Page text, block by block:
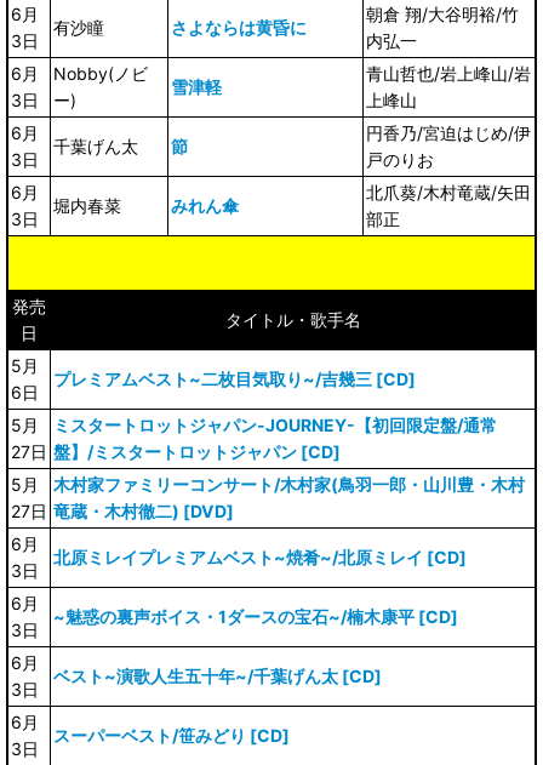
6月
3日
有沙瞳 さよならは黄昏に
朝倉 翔/大谷明裕/竹
内弘一
6月
3日
Nobby(ノビ
ー)
雪津軽
青山哲也/岩上峰山/岩
上峰山
6月
3日
千葉げん太 節
円香乃/宮迫はじめ/伊
戸のりお
6月
3日
堀内春菜 みれん傘
北爪葵/木村竜蔵/矢田
部正
発売
日
タイトル・歌手名
5月
6日
プレミアムベスト~二枚目気取り~/吉幾三 [CD]
5月
27日
ミスタートロットジャパン-JOURNEY-【初回限定盤/通常
盤】/ミスタートロットジャパン [CD]
5月
27日
木村家ファミリーコンサート/木村家(鳥羽一郎・山川豊・木村
竜蔵・木村徹二) [DVD]
6月
3日
北原ミレイプレミアムベスト~焼肴~/北原ミレイ [CD]
6月
3日
~魅惑の裏声ボイス・1ダースの宝石~/楠木康平 [CD]
6月
3日
ベスト~演歌人生五十年~/千葉げん太 [CD]
6月
3日
スーパーベスト/笹みどり [CD]